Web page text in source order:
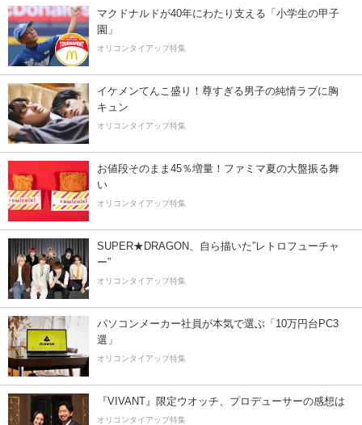
マクドナルドが40年にわたり支える「小学生の甲子
園」
オリコンタイアップ特集
イケメンてんこ盛り！尊すぎる男子の純情ラブに胸
キュン
オリコンタイアップ特集
お値段そのまま45％増量！ファミマ夏の大盤振る舞
い
オリコンタイアップ特集
SUPER★DRAGON、自ら描いた”レトロフューチャ
ー”
オリコンタイアップ特集
パソコンメーカー社員が本気で選ぶ「10万円台PC3
選」
オリコンタイアップ特集
『VIVANT』限定ウオッチ、プロデューサーの感想は
オリコンタイアップ特集